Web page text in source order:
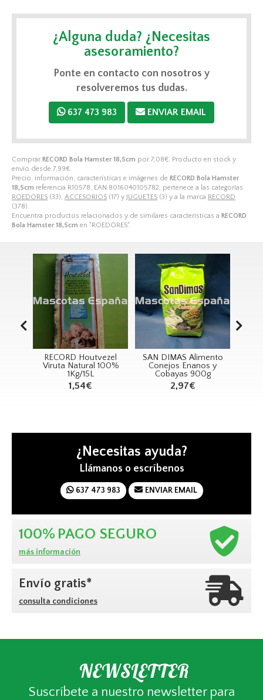
Comprar RECORD Bola Hamster 18,5cm por 7,08€ . Producto en stock y
envío desde 7,99€
Precio, información, características e imágenes de RECORD Bola Hamster
18,5cm referencia R10578, EAN 8016040105782, pertenece a las categorías
ROEDORES (33), ACCESORIOS (17) y JUGUETES (3) y a la marca RECORD
(378).
Encuentra productos relacionados y de similares características a RECORD
Bola Hamster 18,5cm en "ROEDORES".
¿Alguna duda? ¿Necesitas
asesoramiento?
Ponte en contacto con nosotros y
resolveremos tus dudas.
637 473 983 ENVIAR EMAIL
RECORD Houtvezel
Viruta Natural 100%
1Kg/15L
1,54€
SAN DIMAS Alimento
Conejos Enanos y
Cobayas 900g
2,97€
¿Necesitas ayuda?
Llámanos o escríbenos
637 473 983 ENVIAR EMAIL
100% PAGO SEGURO
más información
Envío gratis*
consulta condiciones
NEWSLETTER
Suscríbete a nuestro newsletter para